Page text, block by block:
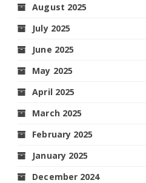
August 2025
July 2025
June 2025
May 2025
April 2025
March 2025
February 2025
January 2025
December 2024